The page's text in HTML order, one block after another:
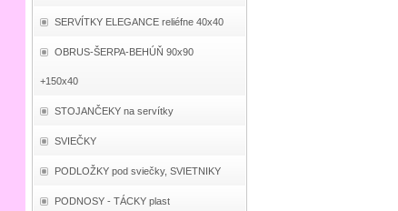
SERVÍTKY ELEGANCE reliéfne 40x40
OBRUS-ŠERPA-BEHÚŇ 90x90
+150x40
STOJANČEKY na servítky
SVIEČKY
PODLOŽKY pod sviečky, SVIETNIKY
PODNOSY - TÁCKY plast